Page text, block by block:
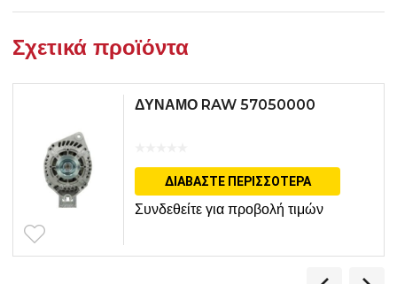
Σχετικά προϊόντα
ΔΥΝΑΜΟ RAW 57050000
ΔΙΑΒΆΣΤΕ ΠΕΡΙΣΣΌΤΕΡΑ
Συνδεθείτε για προβολή τιμών